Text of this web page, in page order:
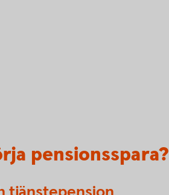
pensionsspara?